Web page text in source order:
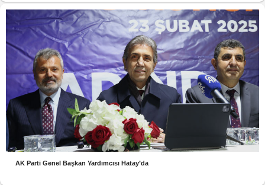
AK Parti Genel Başkan Yardımcısı Hatay’da